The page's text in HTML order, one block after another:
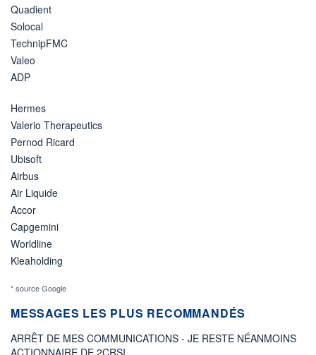
Quadient
Solocal
TechnipFMC
Valeo
ADP
Hermes
Valerio Therapeutics
Pernod Ricard
Ubisoft
Airbus
Air Liquide
Accor
Capgemini
Worldline
Kleaholding
* source Google
MESSAGES LES PLUS RECOMMANDÉS
ARRÊT DE MES COMMUNICATIONS - JE RESTE NÉANMOINS
ACTIONNAIRE DE 2CRSI